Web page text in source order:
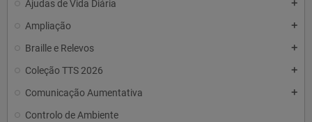
Ajudas de Vida Diária add
Ampliação add
Braille e Relevos add
Coleção TTS 2026 add
Comunicação Aumentativa add
Controlo de Ambiente